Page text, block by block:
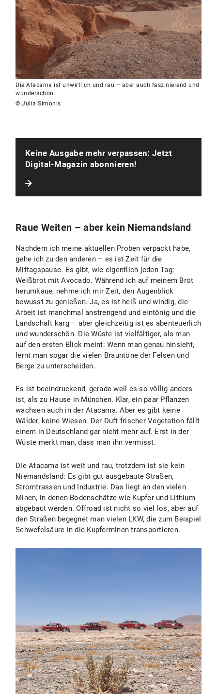
Die Atacama ist unwirtlich und rau – aber auch faszinierend und
wunderschön.
© Julia Simonis
Keine Ausgabe mehr verpassen: Jetzt
Digital-Magazin abonnieren!
Raue Weiten – aber kein Niemandsland
Nachdem ich meine aktuellen Proben verpackt habe,
gehe ich zu den anderen – es ist Zeit für die
Mittagspause. Es gibt, wie eigentlich jeden Tag:
Weißbrot mit Avocado. Während ich auf meinem Brot
herumkaue, nehme ich mir Zeit, den Augenblick
bewusst zu genießen. Ja, es ist heiß und windig, die
Arbeit ist manchmal anstrengend und eintönig und die
Landschaft karg – aber gleichzeitig ist es abenteuerlich
und wunderschön. Die Wüste ist vielfältiger, als man
auf den ersten Blick meint: Wenn man genau hinsieht,
lernt man sogar die vielen Brauntöne der Felsen und
Berge zu unterscheiden.
Es ist beeindruckend, gerade weil es so völlig anders
ist, als zu Hause in München. Klar, ein paar Pflanzen
wachsen auch in der Atacama. Aber es gibt keine
Wälder, keine Wiesen. Der Duft frischer Vegetation fällt
einem in Deutschland gar nicht mehr auf. Erst in der
Wüste merkt man, dass man ihn vermisst.
Die Atacama ist weit und rau, trotzdem ist sie kein
Niemandsland: Es gibt gut ausgebaute Straßen,
Stromtrassen und Industrie. Das liegt an den vielen
Minen, in denen Bodenschätze wie Kupfer und Lithium
abgebaut werden. Offroad ist nicht so viel los, aber auf
den Straßen begegnet man vielen LKW, die zum Beispiel
Schwefelsäure in die Kupferminen transportieren.